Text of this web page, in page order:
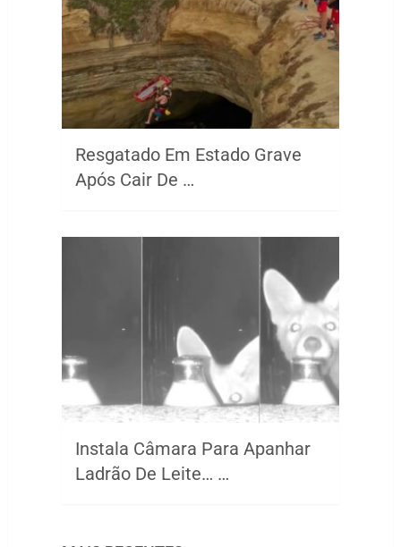
Resgatado Em Estado Grave
Após Cair De …
Instala Câmara Para Apanhar
Ladrão De Leite… …